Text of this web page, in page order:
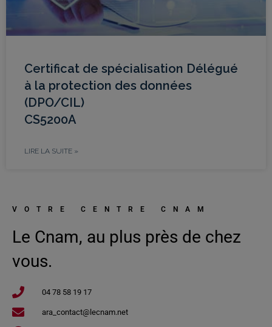
Certificat de spécialisation Délégué
à la protection des données
(DPO/CIL)
CS5200A
LIRE LA SUITE »
VOTRE CENTRE CNAM
Le Cnam, au plus près de chez
vous.
04 78 58 19 17​
ara_contact@lecnam.net